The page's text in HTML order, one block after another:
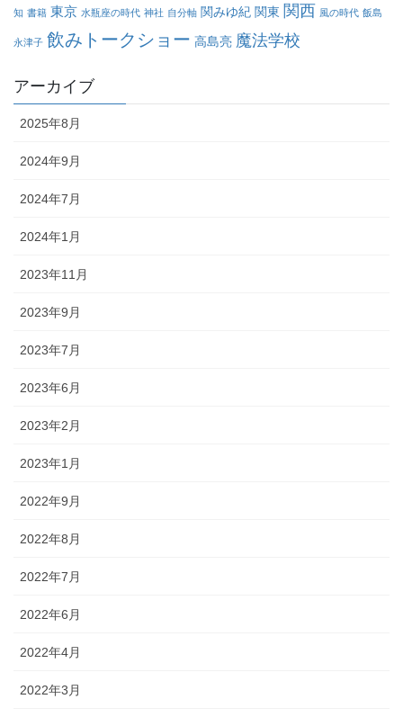
知 書籍 東京 水瓶座の時代 神社 自分軸 関みゆ紀 関東 関西 風の時代 飯島
永津子 飲みトークショー 高島亮 魔法学校
アーカイブ
2025年8月
2024年9月
2024年7月
2024年1月
2023年11月
2023年9月
2023年7月
2023年6月
2023年2月
2023年1月
2022年9月
2022年8月
2022年7月
2022年6月
2022年4月
2022年3月